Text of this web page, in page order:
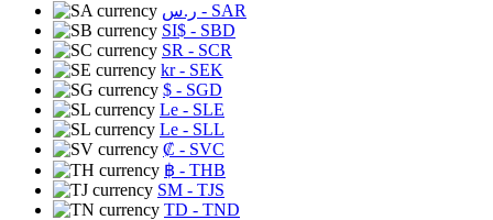
ر.س - SAR
SI$ - SBD
SR - SCR
kr- SEK
$ - SGD
Le - SLE
Le - SLL
₡ - SVC
฿ - THB
ЅМ - TJS
TD - TND